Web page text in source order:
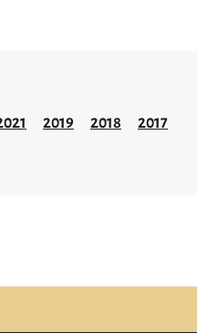
2019 2018 2017